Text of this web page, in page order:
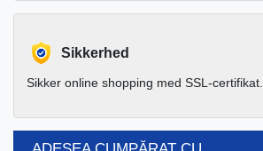
Sikkerhed
Sikker online shopping med SSL-certifikat.